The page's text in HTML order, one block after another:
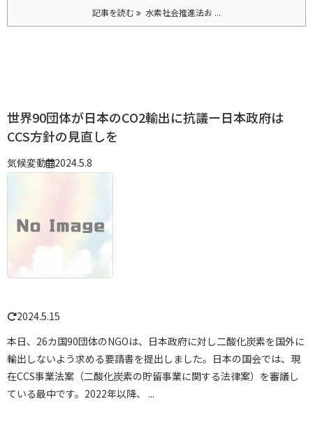
記事を読む 水素社会推進法お ...
世界90団体が日本のCO2輸出に抗議ー日本政府は
CCS方針の見直しを
気候変動 2024.5.8
2024.5.15
本日、26カ国90団体のNGOは、日本政府に対し二酸化炭素を国外に
輸出しないよう求める要請書を提出しました。 日本の国会では、現
在CCS事業法案（二酸化炭素の貯留事業に関する法律案）を審議し
ている最中です。2022年以降、 ...